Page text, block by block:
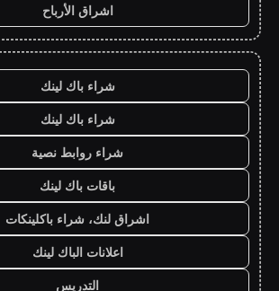
اشراق الأرباح
شراء باك لينك
شراء باك لينك
شراء روابط نصية
باقات باك لينك
اشراق لنك، شراء باكلينكات
اعلانات الباك لينك
التدريس